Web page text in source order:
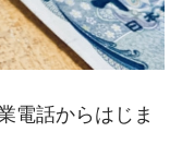
電話からはじま